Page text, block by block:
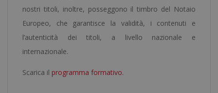
nostri titoli, inoltre, posseggono il timbro del Notaio
Europeo, che garantisce la validità, i contenuti e
l’autenticità dei titoli, a livello nazionale e
internazionale.
Scarica il programma formativo.